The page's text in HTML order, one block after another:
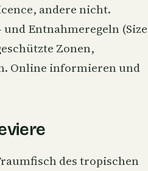
andere nicht.
und Entnahmeregeln (Size
Zonen,
Online informieren und
des tropischen